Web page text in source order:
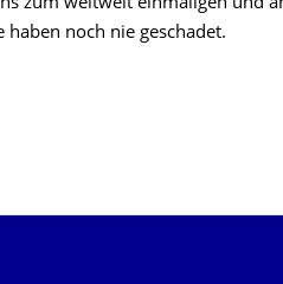
zum weltweit einmaligen und
noch nie geschadet.